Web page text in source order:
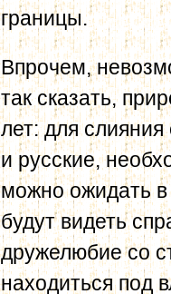
границы.
Впрочем,
так сказать,
лет: для
и русские,
можно ожидать в
будут видеть
дружелюбие со
находиться под